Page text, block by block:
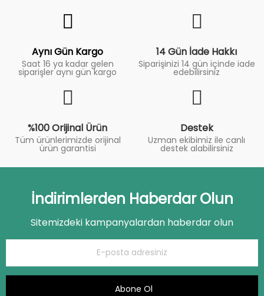
Aynı Gün Kargo
Saat 16 ya kadar gelen
siparişler aynı gün kargo
14 Gün İade Hakkı
Siparişinizi 14 gün içinde iade
edebilirsiniz
%100 Orijinal Ürün
Tüm ürünlerimizde orijinal
ürün garantisi
Destek
Uzman ekibimiz ile canlı
destek alabilirsiniz
İndirimlerden Haberdar Olun
Sitemizdeki kampanyalardan haberdar olun
Abone Ol